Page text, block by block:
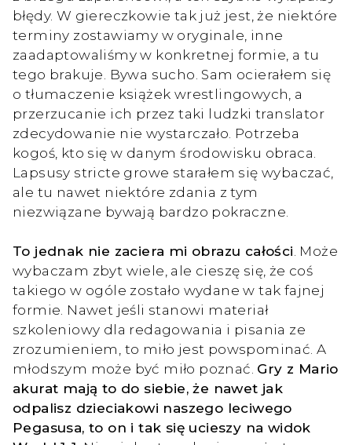
błędy. W giereczkowie tak już jest, że niektóre
terminy zostawiamy w oryginale, inne
zaadaptowaliśmy w konkretnej formie, a tu
tego brakuje. Bywa sucho. Sam ocierałem się
o tłumaczenie książek wrestlingowych, a
przerzucanie ich przez taki ludzki translator
zdecydowanie nie wystarczało. Potrzeba
kogoś, kto się w danym środowisku obraca.
Lapsusy stricte growe starałem się wybaczać,
ale tu nawet niektóre zdania z tym
niezwiązane bywają bardzo pokraczne.
To jednak nie zaciera mi obrazu całości . Może
wybaczam zbyt wiele, ale cieszę się, że coś
takiego w ogóle zostało wydane w tak fajnej
formie. Nawet jeśli stanowi materiał
szkoleniowy dla redagowania i pisania ze
zrozumieniem, to miło jest powspominać. A
młodszym może być miło poznać. Gry z Mario
akurat mają to do siebie, że nawet jak
odpalisz dzieciakowi naszego leciwego
Pegasusa, to on i tak się ucieszy na widok